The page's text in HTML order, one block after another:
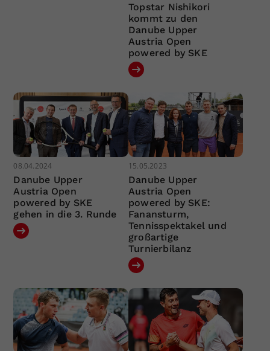
Topstar Nishikori
kommt zu den
Danube Upper
Austria Open
powered by SKE
08.04.2024
Danube Upper
Austria Open
powered by SKE
gehen in die 3. Runde
15.05.2023
Danube Upper
Austria Open
powered by SKE:
Fanansturm,
Tennisspektakel und
großartige
Turnierbilanz